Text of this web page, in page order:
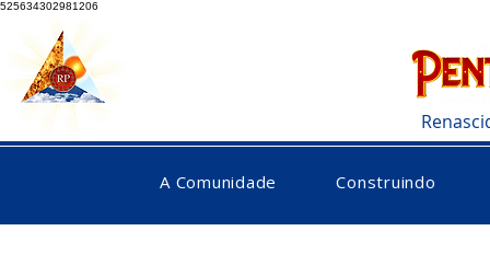
525634302981206
A Comunidade Construindo